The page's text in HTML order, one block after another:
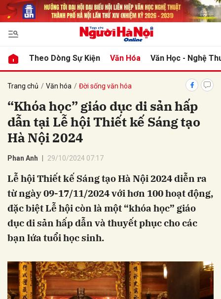
Theo Dòng Sự Kiện Văn Hóa Văn Học - Nghệ
Trang chủ Văn hóa Đời sống văn hóa
“Khóa học” giáo dục di sản hấp
dẫn tại Lễ hội Thiết kế Sáng tạo
Hà Nội 2024
Phan Anh 29/10/2024 07:17
Lễ hội Thiết kế Sáng tạo Hà Nội 2024 diễn ra
từ ngày 09-17/11/2024 với hơn 100 hoạt động,
đặc biệt Lễ hội còn là một “khóa học” giáo
dục di sản hấp dẫn và thuyết phục cho các
bạn lứa tuổi học sinh.
luận